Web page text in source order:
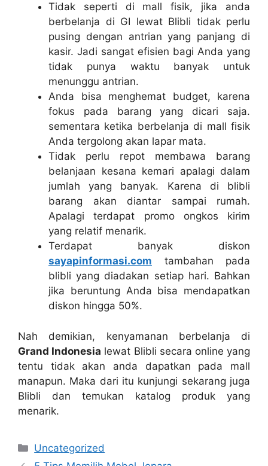
Tidak seperti di mall fisik, jika anda
berbelanja di GI lewat Blibli tidak perlu
pusing dengan antrian yang panjang di
kasir. Jadi sangat efisien bagi Anda yang
tidak punya waktu banyak untuk
menunggu antrian.
Anda bisa menghemat budget, karena
fokus pada barang yang dicari saja.
sementara ketika berbelanja di mall fisik
Anda tergolong akan lapar mata.
Tidak perlu repot membawa barang
belanjaan kesana kemari apalagi dalam
jumlah yang banyak. Karena di blibli
barang akan diantar sampai rumah.
Apalagi terdapat promo ongkos kirim
yang relatif menarik.
Terdapat banyak diskon
sayapinformasi.com tambahan pada
blibli yang diadakan setiap hari. Bahkan
jika beruntung Anda bisa mendapatkan
diskon hingga 50%.
Nah demikian, kenyamanan berbelanja di
Grand Indonesia lewat Blibli secara online yang
tentu tidak akan anda dapatkan pada mall
manapun. Maka dari itu kunjungi sekarang juga
Blibli dan temukan katalog produk yang
menarik.
Categories
Uncategorized